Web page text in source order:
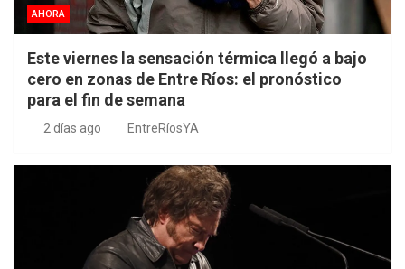
AHORA
Este viernes la sensación térmica llegó a bajo
cero en zonas de Entre Ríos: el pronóstico
para el fin de semana
2 días ago EntreRíosYA